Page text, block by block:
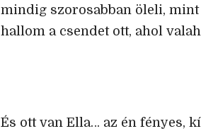
mindig szorosabban öleli, mint
hallom a csendet ott, ahol
És ott van Ella… az én fényes,